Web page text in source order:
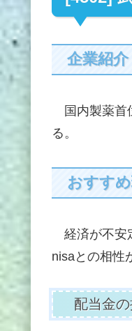
企業紹介
国内製薬首
る。
おすす
経済が不安
nisaとの相性
配当金